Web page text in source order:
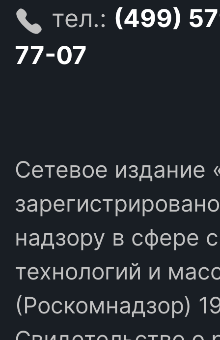
тел.: (499)
77-07
Сетевое издание
надзору в сфере
технологий и
(Роскомнадзор)